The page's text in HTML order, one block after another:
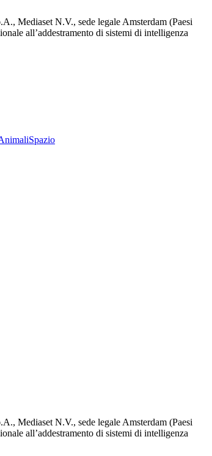
Mediaset N.V., sede legale Amsterdam (Paesi
all’addestramento di sistemi di intelligenza
Spazio
Mediaset N.V., sede legale Amsterdam (Paesi
all’addestramento di sistemi di intelligenza